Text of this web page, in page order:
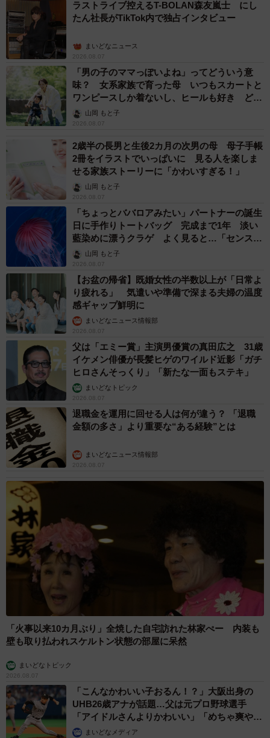
ラストライブ控えるT-BOLAN森友嵐士 にし
たん社長がTikTok内で独占インタビュー
まいどなニュース
2026.08.07
「男の子のママっぽいよね」ってどういう意
味？ 女系家族で育った母 いつもスカートと
ワンピースしか着ないし、ヒールも好き どの
へんが…
山岡 もと子
2026.08.07
2歳半の長男と生後2カ月の次男の母 母子手帳
2冊をイラストでいっぱいに 見る人を楽しま
せる家族ストーリーに「かわいすぎる！」
山岡 もと子
2026.08.07
「ちょっとババロアみたい」パートナーの誕生
日に手作りトートバッグ 完成まで1年 淡い
藍染めに漂うクラゲ よく見ると…「センスす
ごい」山岡 もと子
2026.08.07
【お盆の帰省】既婚女性の半数以上が「日常よ
り疲れる」 気遣いや準備で深まる夫婦の温度
感ギャップ鮮明に
まいどなニュース情報部
2026.08.07
父は「エミー賞」主演男優賞の真田広之 31歳
イケメン俳優が長髪ヒゲのワイルド近影「ガチ
ヒロさんそっくり」「新たな一面もステキ」
まいどなトピック
2026.08.07
退職金を運用に回せる人は何が違う？ 「退職
金額の多さ」より重要な“ある経験”とは
まいどなニュース情報部
2026.08.07
「火事以来10カ月ぶり」全焼した自宅訪れた林家ぺー 内装も
壁も取り払われスケルトン状態の部屋に呆然
まいどなトピック
2026.08.07
「こんなかわいい子おるん！？」大阪出身の
UHB26歳アナが話題…父は元プロ野球選手
「アイドルさんよりかわいい」「めちゃ爽や
か」まいどなメディア